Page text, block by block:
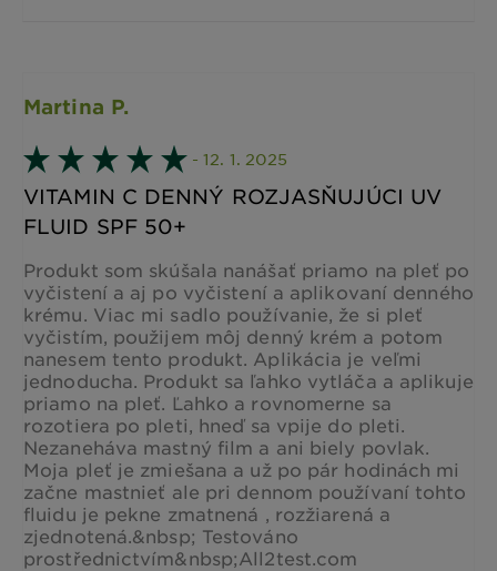
Martina P.
- 12. 1. 2025
VITAMIN C DENNÝ ROZJASŇUJÚCI UV
FLUID SPF 50+
Produkt som skúšala nanášať priamo na pleť po
vyčistení a aj po vyčistení a aplikovaní denného
krému. Viac mi sadlo používanie, že si pleť
vyčistím, použijem môj denný krém a potom
nanesem tento produkt. Aplikácia je veľmi
jednoducha. Produkt sa ľahko vytláča a aplikuje
priamo na pleť. Ľahko a rovnomerne sa
rozotiera po pleti, hneď sa vpije do pleti.
Nezaneháva mastný film a ani biely povlak.
Moja pleť je zmiešana a už po pár hodinách mi
začne mastnieť ale pri dennom používaní tohto
fluidu je pekne zmatnená , rozžiarená a
zjednotená.&nbsp; Testováno
prostřednictvím&nbsp;All2test.com